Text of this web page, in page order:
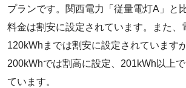
プランです。関西電力「従量電灯A」と
料金は割安に設定されています。また、
120kWhまでは割安に設定されています
200kWhでは割高に設定、201kWh以上
ています。